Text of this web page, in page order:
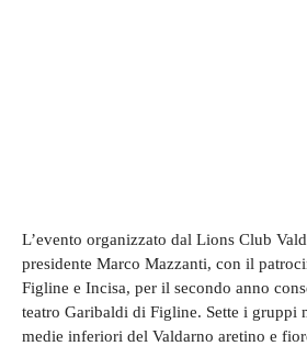
L’evento organizzato dal Lions Club
presidente Marco Mazzanti, con il
Figline e Incisa, per il secondo anno
teatro Garibaldi di Figline. Sette i gruppi
medie inferiori del Valdarno aretino e